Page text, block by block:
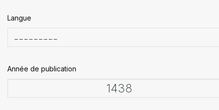
Langue
Année de publication